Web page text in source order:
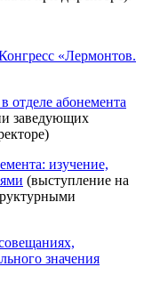
«Лермонтов.
отделе абонемента
заведующих
изучение,
(выступление на
значения